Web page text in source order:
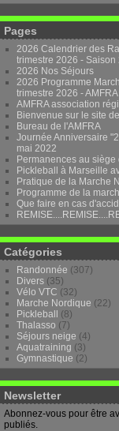
Pages
2026 Calendrier des
trimestre 2026 - Saison
2026 Nos Séjours
2026 Programme
trimestre 2026 - AMFRA
AMFRA association
Bienvenue sur le site
Bureau de l'AMFRA
Journée Anniversaire
mai 2022
Permanences au siège
Pickleball à Marseille
Pratique de la Marche
Programme de la
Que faire en cas
Catégories
Randonnée (307)
Divers (35)
Vélo VTC (32)
Marche Nordique (22)
Pickleball
(8)
Thalasso (7)
Séjours neige (4)
Aquatraining (3)
Gymnastique (2)
Newsletter
Abonnez-vous pour être
publiés.